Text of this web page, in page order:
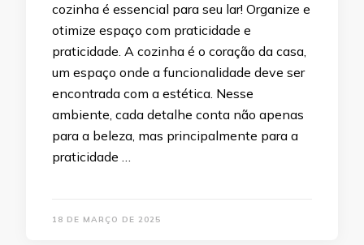
cozinha é essencial para seu lar! Organize e
otimize espaço com praticidade e
praticidade. A cozinha é o coração da casa,
um espaço onde a funcionalidade deve ser
encontrada com a estética. Nesse
ambiente, cada detalhe conta não apenas
para a beleza, mas principalmente para a
praticidade …
18 DE MARÇO DE 2025